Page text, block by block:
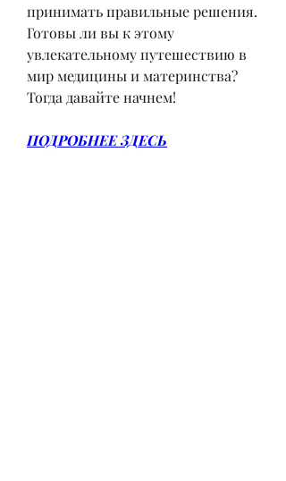
принимать правильные решения.
Готовы ли вы к этому
увлекательному путешествию в
мир медицины и материнства?
Тогда давайте начнем!
ПОДРОБНЕЕ ЗДЕСЬ